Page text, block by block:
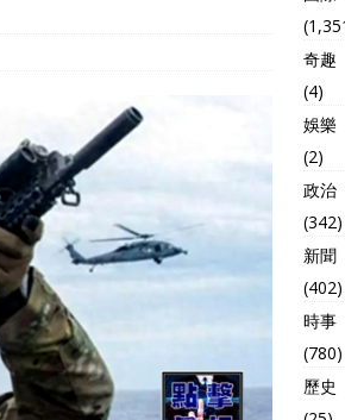
奇趣
(4)
娛樂
(2)
政治
(342)
新聞
(402)
時事
(780)
歷史